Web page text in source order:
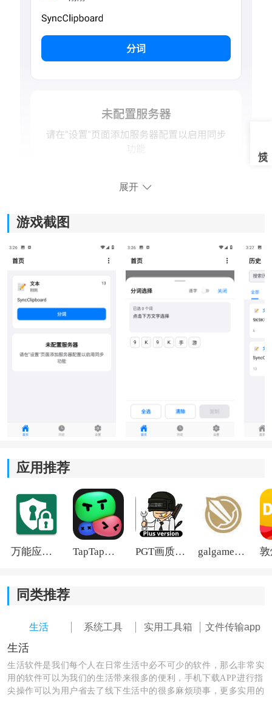
1、多平台同步：
支持自建服务器或者连接个人存储空间，数据可以自己
管理，平时比较在意隐私或者办公内容
放心一些。
3、支持多种内容同步：
除了普通文本外，还支持图片、文件和部分富文本内容
4、历史记录管理：
复制过的内容会自动保存到历史记录里，可以按时间查
看，也支持关键词搜索，之前复制过的重要信息不用担
心找不到。
SyncClipboard怎么用：
展开
游戏截图
应用推荐
万能应用隐藏 TapTap国际版2026 PGT画质助手旧版 galgame游戏盒子2026
同类推荐
生活 系统工具 实用工具箱 文件传输app
生活
生活软件是我们每个人在日常生活中必不可少的软件，那么非常实
用的软件可以为我们的生活带来很多的便利，手机下载APP进行指
尖操作可以为用户省去了线下生活中的很多麻烦琐事，更多实用的